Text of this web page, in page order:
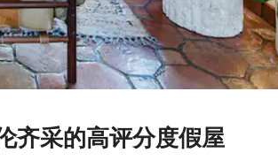
齐采的高评分度假屋